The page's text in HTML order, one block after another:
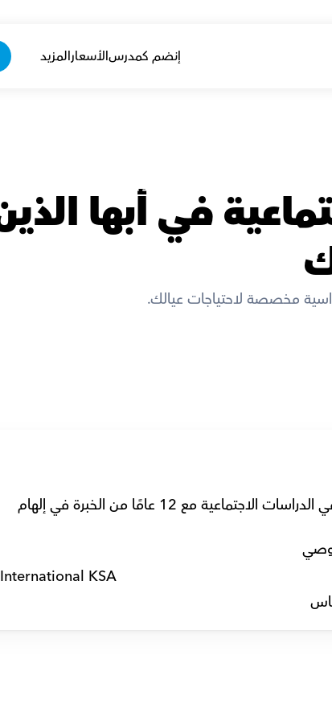
مخصصة لاحتياجات عيالك.
International KSA
إنضم كمدرسالأسعارالمزيد